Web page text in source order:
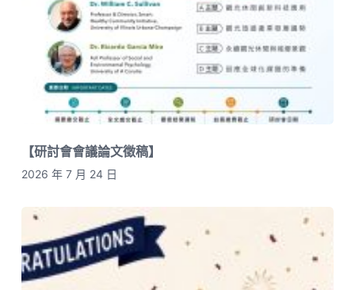
【研討會會議論文徵稿】
2026 年 7 月 24 日